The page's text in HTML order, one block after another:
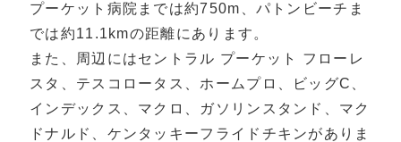
プーケット病院までは約750m、パトンビーチま
では約11.1kmの距離にあります。
また、周辺にはセントラル プーケット フローレ
スタ、テスコロータス、ホームプロ、ビッグC、
インデックス、マクロ、ガソリンスタンド、マク
ドナルド、ケンタッキーフライドチキンがありま